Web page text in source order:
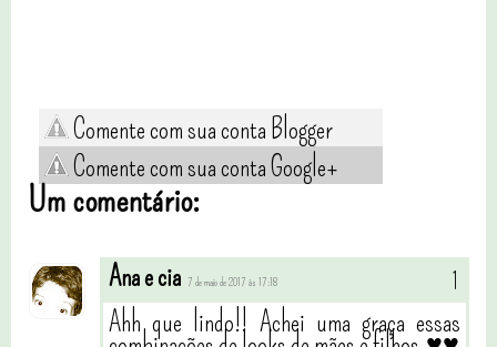
Comente com sua conta Blogger
Comente com sua conta Google+
Um comentário:
Ana e cia 7 de maio de 2017 às 17:18
Ahh que lindo!! Achei uma graça essas